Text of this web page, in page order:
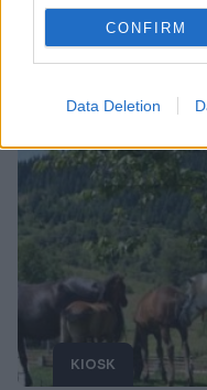
CONFIRM
Data Deletion
Saznaj više
KIOSK